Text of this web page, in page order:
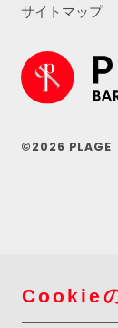
サイトマップ
©2026 PLAGE
Cookie